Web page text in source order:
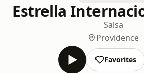
Estrella
Salsa
Providence
Favorites